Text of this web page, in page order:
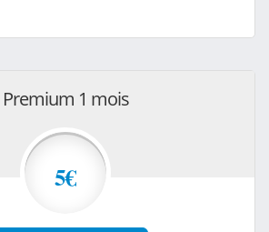
Premium 1 mois
5€